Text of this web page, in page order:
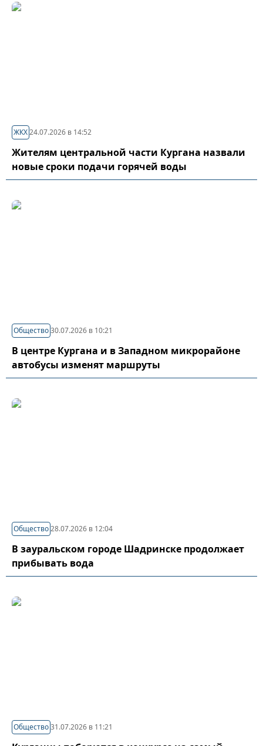
ЖКХ24.07.2026 в 14:52
Жителям центральной части Кургана назвали
новые сроки подачи горячей воды
Общество30.07.2026 в 10:21
В центре Кургана и в Западном микрорайоне
автобусы изменят маршруты
Общество28.07.2026 в 12:04
В зауральском городе Шадринске продолжает
прибывать вода
Общество31.07.2026 в 11:21